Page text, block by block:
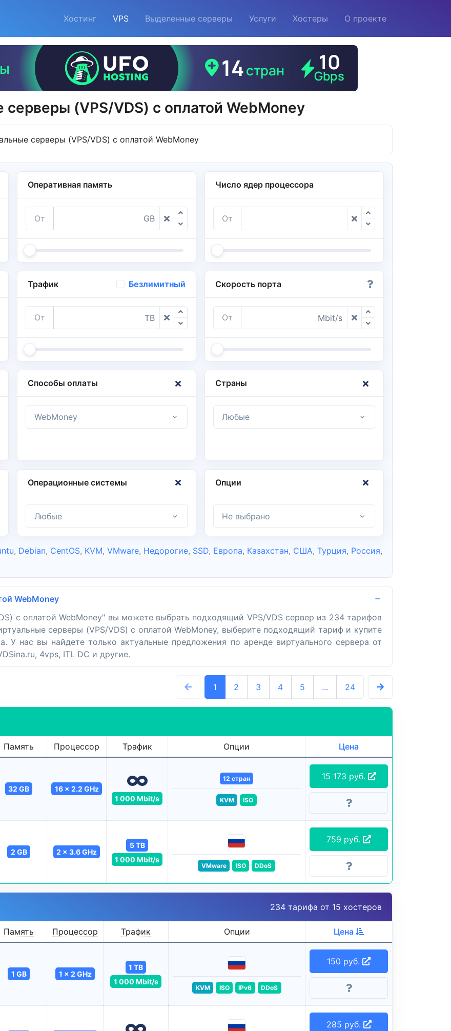
Хостинг VPS Выделенные серверы Услуги Хостеры О проекте
серверы (VPS/VDS) с оплатой WebMoney
серверы (VPS/VDS) с оплатой WebMoney
Оперативная память
От GB
Число ядер процессора
От
Трафик Безлимитный
От TB
Скорость порта
От Mbit/s
Способы оплаты
WebMoney
Страны
Любые
Операционные системы
Любые
Опции
Не выбрано
, Debian, CentOS, KVM, VMware, Недорогие, SSD, Европа, Казахстан, США, Турция, Россия,
WebMoney
с оплатой WebMoney" вы можете выбрать подходящий VPS/VDS сервер из 234 тарифов
серверы (VPS/VDS) с оплатой WebMoney, выберите подходящий тариф и купите
У нас вы найдете только актуальные предложения по аренде виртуального сервера от
4vps, ITL DC и другие.
1 2 3 4 5 ... 24
Память Процессор Трафик Опции Цена
32 GB
16 x 2.2 GHz
1 000 Mbit/s
12 стран
KVM ISO
15 173 руб.
2 GB 2 x 3.6 GHz
5 TB
1 000 Mbit/s
VMware ISO DDoS
759 руб.
234 тарифа от 15 хостеров
Память Процессор Трафик Опции Цена
1 GB 1 x 2 GHz
1 TB
1 000 Mbit/s
KVM ISO IPv6 DDoS
150 руб.
285 руб.